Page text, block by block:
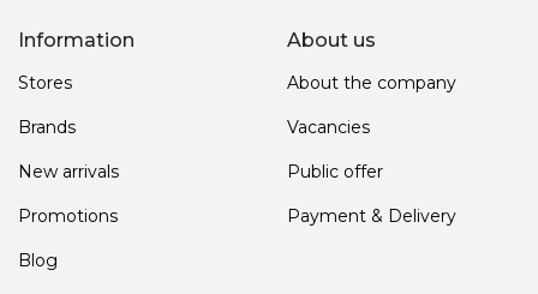
Information
Stores
Brands
New arrivals
Promotions
Blog
About us
About the company
Vacancies
Public offer
Payment & Delivery